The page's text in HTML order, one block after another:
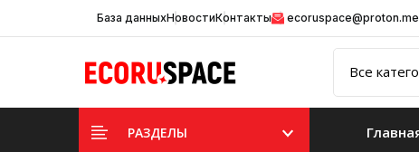
База данныхНовостиКонтакты ecoruspace@proton.me
РАЗДЕЛЫ